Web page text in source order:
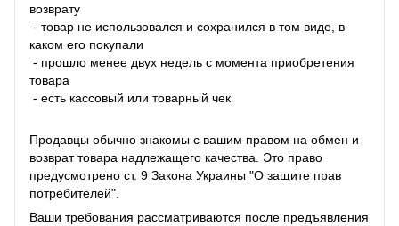
возврату
- товар не использовался и сохранился в том виде, в
каком его покупали
- прошло менее двух недель с момента приобретения
товара
- есть кассовый или товарный чек
Продавцы обычно знакомы с вашим правом на обмен и
возврат товара надлежащего качества. Это право
предусмотрено ст. 9 Закона Украины "О защите прав
потребителей".
Ваши требования рассматриваются после предъявления